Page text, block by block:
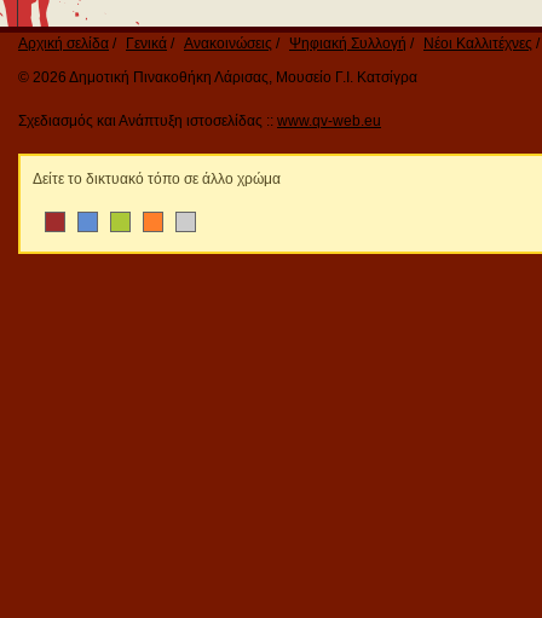
Αρχική σελίδα Γενικά Ανακοινώσεις Ψηφιακή Συλλογή
Νέοι Καλλιτέχνες
© 2026 Δημοτική Πινακοθήκη Λάρισας, Μουσείο Γ.Ι. Κατσίγρα
Σχεδιασμός και Ανάπτυξη ιστοσελίδας :: www.qv-web.eu
Δείτε το δικτυακό τόπο σε άλλο χρώμα